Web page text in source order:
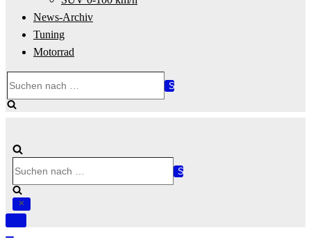
News-Archiv
Tuning
Motorrad
nach …
nach …
Navigation